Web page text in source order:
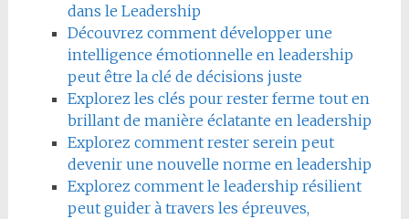
dans le Leadership
Découvrez comment développer une
intelligence émotionnelle en leadership
peut être la clé de décisions juste
Explorez les clés pour rester ferme tout en
brillant de manière éclatante en leadership
Explorez comment rester serein peut
devenir une nouvelle norme en leadership
Explorez comment le leadership résilient
peut guider à travers les épreuves,